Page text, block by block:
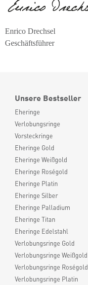
Enrico Drechsel
Geschäftsführer
Unsere Bestseller
Eheringe
Verlobungsringe
Vorsteckringe
Eheringe Gold
Eheringe Weißgold
Eheringe Roségold
Eheringe Platin
Eheringe Silber
Eheringe Palladium
Eheringe Titan
Eheringe Edelstahl
Verlobungsringe Gold
Verlobungsringe Weißgold
Verlobungsringe Roségold
Verlobungsringe Platin